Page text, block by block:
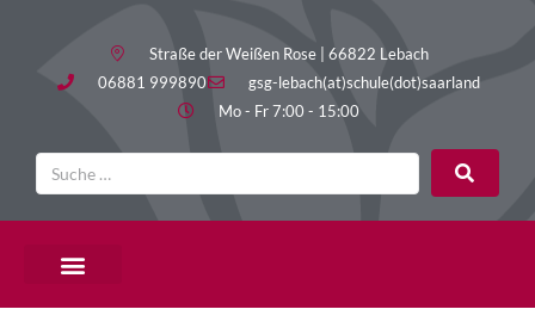
Straße der Weißen Rose | 66822 Lebach
06881 999890
gsg-lebach(at)schule(dot)saarland
Mo - Fr 7:00 - 15:00